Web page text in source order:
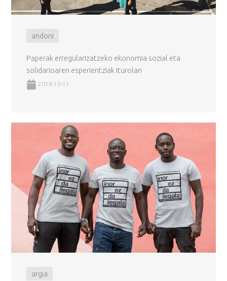
andoni
Paperak erregularizatzeko ekonomia sozial eta
solidarioaren esperientziak Iturolan
2018-10-11
argia